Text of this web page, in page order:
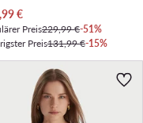
Preis
€
Preis229,99 €-51%
Preis131,99 €-15%